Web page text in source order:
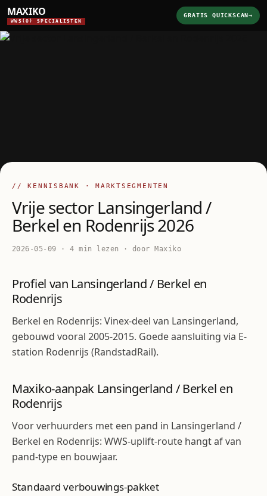
MAXIKO
WWS(O) SPECIALISTEN
GRATIS QUICKSCAN→
// KENNISBANK · MARKTSEGMENTEN
Vrije sector Lansingerland /
Berkel en Rodenrijs 2026
2026-05-09 · 4 min lezen · door Maxiko
Profiel van Lansingerland / Berkel en
Rodenrijs
Berkel en Rodenrijs: Vinex-deel van Lansingerland,
gebouwd vooral 2005-2015. Goede aansluiting via E-
station Rodenrijs (RandstadRail).
Maxiko-aanpak Lansingerland / Berkel en
Rodenrijs
Voor verhuurders met een pand in Lansingerland /
Berkel en Rodenrijs: WWS-uplift-route hangt af van
pand-type en bouwjaar.
Standaard verbouwings-pakket